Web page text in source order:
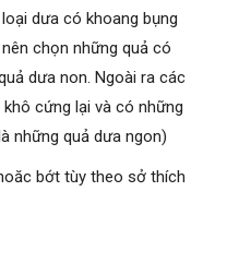
dưa có khoang bụng
chọn những quả có
dưa non. Ngoài ra các
cứng lại và có những
những quả dưa ngon)
bớt tùy theo sở thích